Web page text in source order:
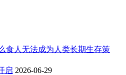
食人无法成为人类长期生存策
启 2026-06-29